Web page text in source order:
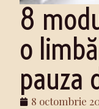
8
o
pauza
8 octombrie